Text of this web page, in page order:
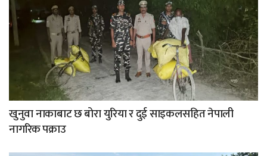
खुनुवा नाकाबाट छ बोरा युरिया र दुई साइकलसहित नेपाली
नागरिक पक्राउ